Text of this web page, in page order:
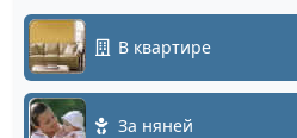
В квартире
За няней